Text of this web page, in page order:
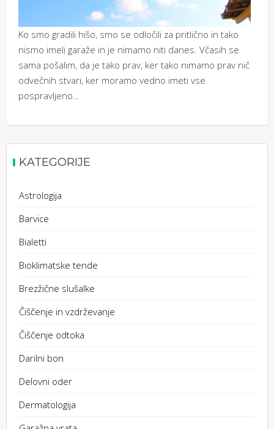
Ko smo gradili hišo, smo se odločili za pritlično in tako
nismo imeli garaže in je nimamo niti danes. Včasih se
sama pošalim, da je tako prav, ker tako nimamo prav nič
odvečnih stvari, ker moramo vedno imeti vse
pospravljeno…
KATEGORIJE
Astrologija
Barvice
Bialetti
Bioklimatske tende
Brezžične slušalke
Čiščenje in vzdrževanje
Čiščenje odtoka
Darilni bon
Delovni oder
Dermatologija